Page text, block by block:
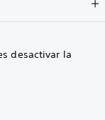
desactivar la